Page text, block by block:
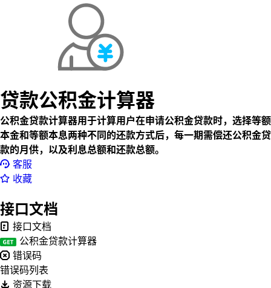
贷款公积金计算器
公积金贷款计算器用于计算用户在申请公积金贷款时，选择等额
本金和等额本息两种不同的还款方式后，每一期需偿还公积金贷
款的月供，以及利息总额和还款总额。
客服
收藏
接口文档
接口文档
公积金贷款计算器
错误码
错误码列表
资源下载